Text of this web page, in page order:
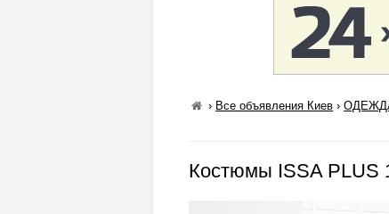
› Все объявления Киев ›
Костюмы ISSA PLUS